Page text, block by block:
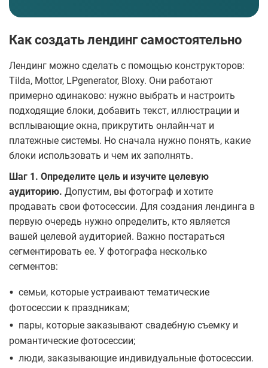
Как создать лендинг самостоятельно
Лендинг можно сделать с помощью конструкторов:
Tilda, Mottor, LPgenerator, Bloxy. Они работают
примерно одинаково: нужно выбрать и настроить
подходящие блоки, добавить текст, иллюстрации и
всплывающие окна, прикрутить онлайн-чат и
платежные системы. Но сначала нужно понять, какие
блоки использовать и чем их заполнять.
Шаг 1. Определите цель и изучите целевую
аудиторию. Допустим, вы фотограф и хотите
продавать свои фотосессии. Для создания лендинга в
первую очередь нужно определить, кто является
вашей целевой аудиторией. Важно постараться
сегментировать ее. У фотографа несколько
сегментов:
• семьи, которые устраивают тематические
фотосессии к праздникам;
• пары, которые заказывают свадебную съемку и
романтические фотосессии;
• люди, заказывающие индивидуальные фотосессии.